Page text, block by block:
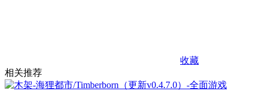
收藏
相关推荐